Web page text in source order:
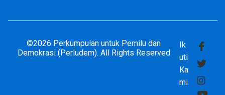
©2026 Perkumpulan untuk Pemilu dan
Demokrasi (Perludem). All Rights Reserved
Ik
uti
Ka
mi